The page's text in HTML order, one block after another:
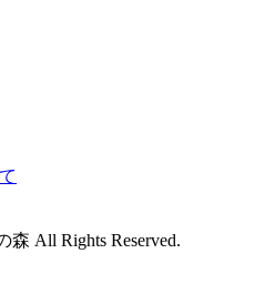
All Rights Reserved.